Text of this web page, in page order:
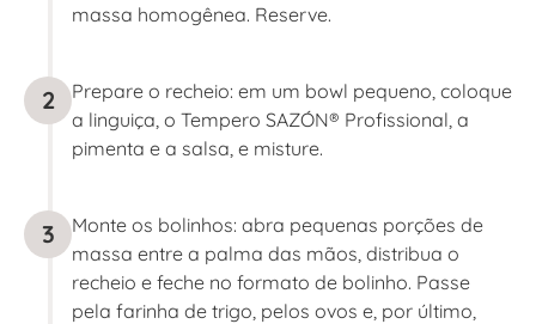
massa homogênea. Reserve.
2
Prepare o recheio: em um bowl pequeno, coloque
a linguiça, o Tempero SAZÓN® Profissional, a
pimenta e a salsa, e misture.
3
Monte os bolinhos: abra pequenas porções de
massa entre a palma das mãos, distribua o
recheio e feche no formato de bolinho. Passe
pela farinha de trigo, pelos ovos e, por último,